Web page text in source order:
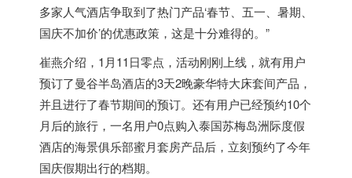
多家人气酒店争取到了热门产品‘春节、五一、暑期、
国庆不加价’的优惠政策，这是十分难得的。”
崔燕介绍，1月11日零点，活动刚刚上线，就有用户
预订了曼谷半岛酒店的3天2晚豪华特大床套间产品，
并且进行了春节期间的预订。还有用户已经预约10个
月后的旅行，一名用户0点购入泰国苏梅岛洲际度假
酒店的海景俱乐部蜜月套房产品后，立刻预约了今年
国庆假期出行的档期。